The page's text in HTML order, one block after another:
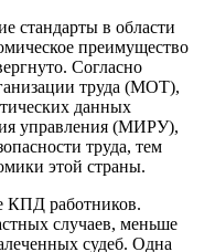
стандарты в области
преимущество
Согласно
труда (МОТ),
данных
управления (МИРУ),
труда, тем
этой страны.
КПД работников.
случаев, меньше
судеб. Одна